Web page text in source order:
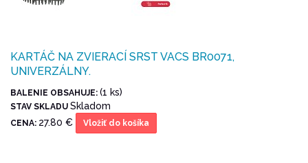
KARTÁČ NA ZVIERACÍ SRST VACS BR0071,
UNIVERZÁLNY.
BALENIE OBSAHUJE: (1 ks)
STAV SKLADU Skladom
CENA: 27.80 € Vložiť do košíka